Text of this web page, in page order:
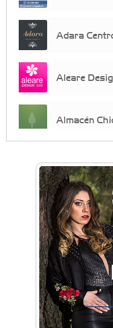
Adara
Aleare
Almacén
crecimiento
Arq.
Artística
Artística